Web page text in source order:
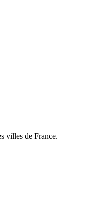
villes de France.